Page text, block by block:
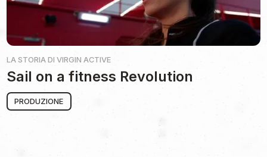
LA STORIA DIVIRGIN ACTIVE
Sail on a fitness Revolution
PRODUZIONE